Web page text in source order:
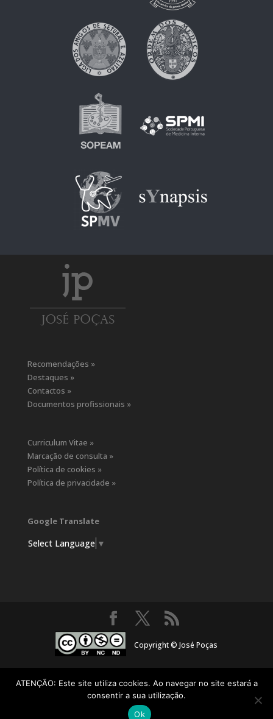
Recomendações »
Destaques »
Contactos »
Documentos profissionais »
Curriculum Vitae »
Marcação de consulta »
Política de cookies »
Política de privacidade »
Google Translate
Select Language ▼
Copyright © José Poças
ATENÇÃO: Este site utiliza cookies. Ao navegar no site estará a
consentir a sua utilização.
Ok